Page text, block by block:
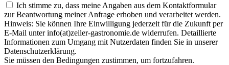
Ich stimme zu, dass meine Angaben aus dem Kontaktformular
zur Beantwortung meiner Anfrage erhoben und verarbeitet werden.
Hinweis: Sie können Ihre Einwilligung jederzeit für die Zukunft per
E-Mail unter info(at)zeiler-gastronomie.de widerrufen. Detaillierte
Informationen zum Umgang mit Nutzerdaten finden Sie in unserer
Datenschutzerklärung.
Sie müssen den Bedingungen zustimmen, um fortzufahren.